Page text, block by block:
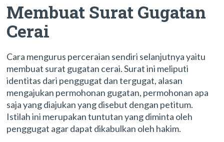
Membuat Surat Gugatan
Cerai
Cara mengurus perceraian sendiri selanjutnya yaitu
membuat surat gugatan cerai. Surat ini meliputi
identitas dari penggugat dan tergugat, alasan
mengajukan permohonan gugatan, permohonan apa
saja yang diajukan yang disebut dengan petitum.
Istilah ini merupakan tuntutan yang diminta oleh
penggugat agar dapat dikabulkan oleh hakim.